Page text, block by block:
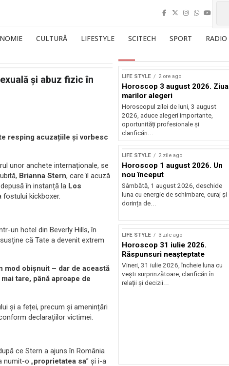
CULTURĂ LIFESTYLE SCITECH SPORT RADIO
și abuz fizic în
resping acuzațiile și vorbesc
unor anchete internaționale, se
Brianna Stern, care îl acuză
în instanță la Los
fostului kickboxer.
un hotel din Beverly Hills, în
că Tate a devenit extrem
mod obișnuit – dar de această
tare, până aproape de
și a feței, precum și amenințări
declarațiilor victimei.
ce Stern a ajuns în România
numit-o „proprietatea sa” și i-a
LIFE STYLE 2 ore ago
Horoscop 3 august 2026. Ziua
marilor alegeri
Horoscopul zilei de luni, 3 august
2026, aduce alegeri importante,
oportunități profesionale și
clarificări...
LIFE STYLE 2 zile ago
Horoscop 1 august 2026. Un
nou început
Sâmbătă, 1 august 2026, deschide
luna cu energie de schimbare, curaj și
dorința de...
LIFE STYLE 3 zile ago
Horoscop 31 iulie 2026.
Răspunsuri neașteptate
Vineri, 31 iulie 2026, încheie luna cu
vești surprinzătoare, clarificări în
relații și decizii...